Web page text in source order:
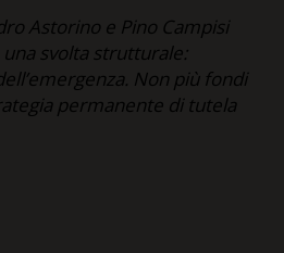
Astorino e Pino Campisi
svolta strutturale:
Non più fondi
permanente di tutela